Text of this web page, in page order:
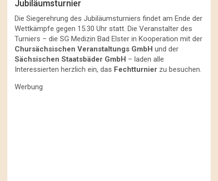
Jubiläumsturnier
Die Siegerehrung des Jubiläumsturniers findet am Ende der
Wettkämpfe gegen 15.30 Uhr statt. Die Veranstalter des
Turniers – die SG Medizin Bad Elster in Kooperation mit der
Chursächsischen Veranstaltungs GmbH und der
Sächsischen Staatsbäder GmbH – laden alle
Interessierten herzlich ein, das Fechtturnier zu besuchen.
Werbung